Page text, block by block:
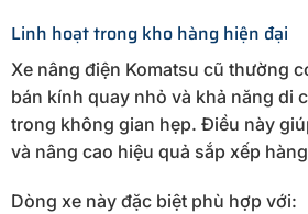
Linh hoạt trong kho hàng hiện đại
Xe nâng điện Komatsu cũ thường
bán kính quay nhỏ và khả năng di
trong không gian hẹp. Điều này
và nâng cao hiệu quả sắp xếp
Dòng xe này đặc biệt phù hợp với: